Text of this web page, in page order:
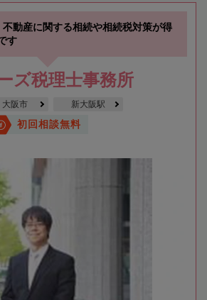
不動産に関する相続や相続税対策が得
す
ズ税理士事務所
大阪市 新大阪駅
初回相談無料